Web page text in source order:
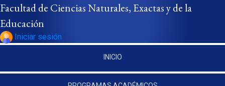
Pasar al contenido principal
Facultad de Ciencias Naturales, Exactas y de la
Educación
Iniciar sesión
INICIO